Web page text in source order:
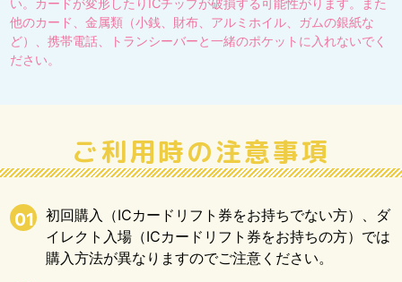
他のカード、金属類（小銭、財布、アルミホイル、ガムの銀紙な
ど）、携帯電話、トランシーバーと一緒のポケットに入れないでく
ださい。
ご利用時の注意事項
01
初回購入（ICカードリフト券をお持ちでない方）、ダ
イレクト入場（ICカードリフト券をお持ちの方）では
購入方法が異なりますのでご注意ください。